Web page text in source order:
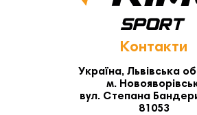
Контакти
Україна, Львівська
м.
вул. Степана
81053